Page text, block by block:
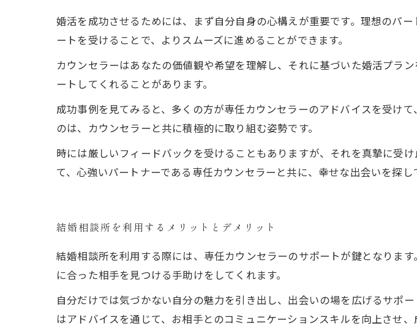
婚活を成功させるためには、まず自分自身の心構えが重要です。理想のパ
ートを受けることで、よりスムーズに進めることができます。
カウンセラーはあなたの価値観や希望を理解し、それに基づいた婚活プラ
ートしてくれることがあります。
成功事例を見てみると、多くの方が専任カウンセラーのアドバイスを受け
のは、カウンセラーと共に積極的に取り組む姿勢です。
時には厳しいフィードバックを受けることもありますが、それを真摯に受
て、心強いパートナーである専任カウンセラーと共に、幸せな出会いを探し
結婚相談所を利用するメリットとデメリット
結婚相談所を利用する際には、専任カウンセラーのサポートが鍵となりま
に合った相手を見つける手助けをしてくれます。
自分だけでは気づかない自分の魅力を引き出し、出会いの場を広げるサポ
はアドバイスを通じて、お相手とのコミュニケーションスキルを向上させ、